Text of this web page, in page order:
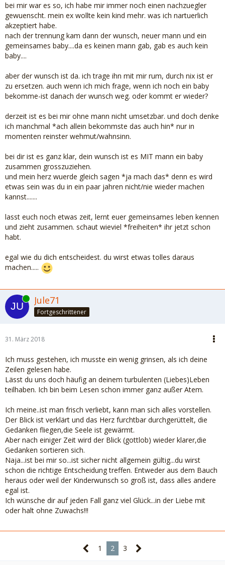
bei mir war es so, ich habe mir immer noch einen nachzuegler
gewuenscht. mein ex wollte kein kind mehr. was ich nartuerlich
akzeptiert habe.
nach der trennung kam dann der wunsch, neuer mann und ein
gemeinsames baby....da es keinen mann gab, gab es auch kein
baby....
aber der wunsch ist da. ich trage ihn mit mir rum, durch nix ist er
zu ersetzen. auch wenn ich mich frage, wenn ich noch ein baby
bekomme-ist danach der wunsch weg. oder kommt er wieder?
derzeit ist es bei mir ohne mann nicht umsetzbar. und doch denke
ich manchmal *ach allein bekommste das auch hin* nur in
momenten reinster wehmut/wahnsinn.
bei dir ist es ganz klar, dein wunsch ist es MIT mann ein baby
zusammen grosszuziehen.
und mein herz wuerde gleich sagen *ja mach das* denn es wird
etwas sein was du in ein paar jahren nicht/nie wieder machen
kannst.......
lasst euch noch etwas zeit, lernt euer gemeinsames leben kennen
und zieht zusammen. schaut wieviel *freiheiten* ihr jetzt schon
habt.
egal wie du dich entscheidest. du wirst etwas tolles daraus
machen.....
Online Jule71
Fortgeschrittener
31. März 2018
Ich muss gestehen, ich musste ein wenig grinsen, als ich deine
Zeilen gelesen habe.
Lässt du uns doch häufig an deinem turbulenten (Liebes)Leben
teilhaben. Ich bin beim Lesen schon immer ganz außer Atem.
Ich meine..ist man frisch verliebt, kann man sich alles vorstellen.
Der Blick ist verklärt und das Herz furchtbar durchgerüttelt, die
Gedanken fliegen,die Seele ist gewärmt.
Aber nach einiger Zeit wird der Blick (gottlob) wieder klarer,die
Gedanken sortieren sich.
Naja...ist bei mir so...ist sicher nicht allgemein gültig...du wirst
schon die richtige Entscheidung treffen. Entweder aus dem Bauch
heraus oder weil der Kinderwunsch so groß ist, dass alles andere
egal ist.
Ich wünsche dir auf jeden Fall ganz viel Glück...in der Liebe mit
oder halt ohne Zuwachs!!!
1 2 3